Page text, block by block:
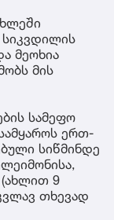
სიკვდილის
მეოხია
მის
სამეფო
ერთ-
სიწმინდე
9
თხევად